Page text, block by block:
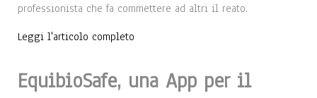
professionista che fa commettere ad altri il reato.
Leggi l'articolo completo
EquibioSafe, una App per il